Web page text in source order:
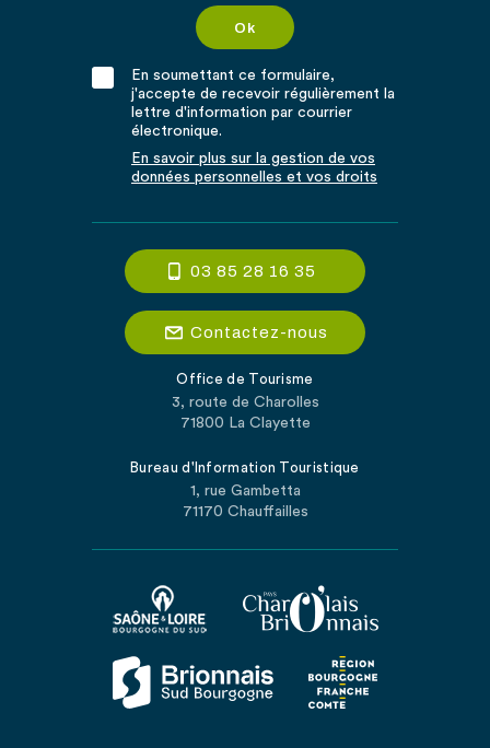
En soumettant ce formulaire,
j'accepte de recevoir régulièrement la
lettre d'information par courrier
électronique.
En savoir plus sur la gestion de vos
données personnelles et vos droits
03 85 28 16 35
Contactez-nous
Office de Tourisme
3, route de Charolles
71800 La Clayette
Bureau d'Information Touristique
1, rue Gambetta
71170 Chauffailles